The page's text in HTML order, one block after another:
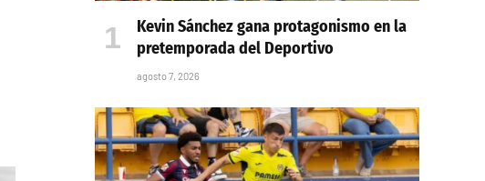
Kevin Sánchez gana protagonismo en la
pretemporada del Deportivo
agosto 7, 2026